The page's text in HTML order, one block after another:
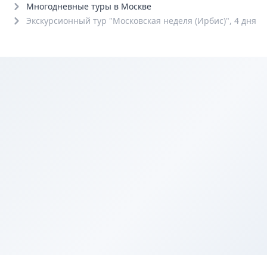
Многодневные туры в Москве
Экскурсионный тур "Московская неделя (Ирбис)", 4 дня